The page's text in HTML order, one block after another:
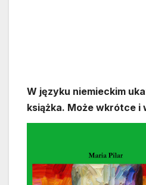
W języku niemieckim
książka. Może wkrótce i